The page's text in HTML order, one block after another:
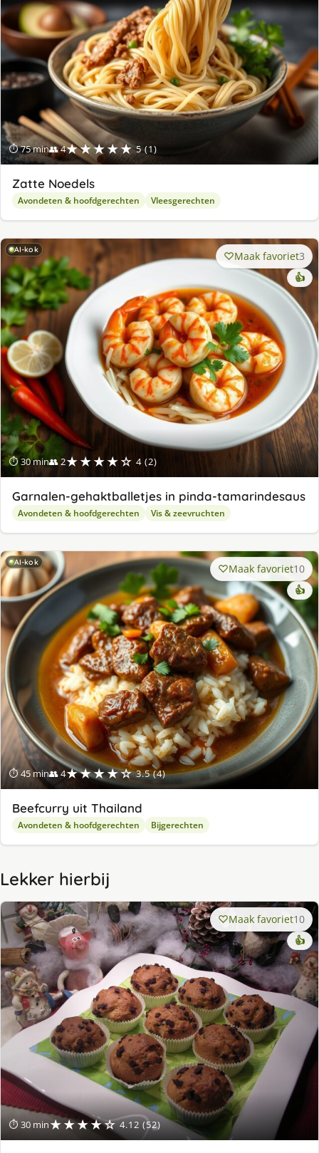
⏱ 75 min👥 4★★★★★ 5 (1)
Zatte Noedels
Avondeten & hoofdgerechten Vleesgerechten
AI-kok
⏱ 30 min👥 2★★★★☆ 4 (2)
Maak favoriet3
👍
Garnalen-gehaktballetjes in pinda-tamarindesaus
Avondeten & hoofdgerechten Vis & zeevruchten
AI-kok
⏱ 45 min👥 4★★★★☆ 3.5 (4)
Maak favoriet10
👍
Beefcurry uit Thailand
Avondeten & hoofdgerechten Bijgerechten
Lekker hierbij
⏱ 30 min★★★★☆ 4.12 (52)
Maak favoriet10
👍